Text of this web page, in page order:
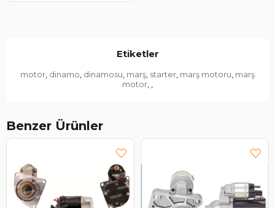
Etiketler
motor dinamo dinamosu marş starter marş motoru marş
motor
Benzer Ürünler